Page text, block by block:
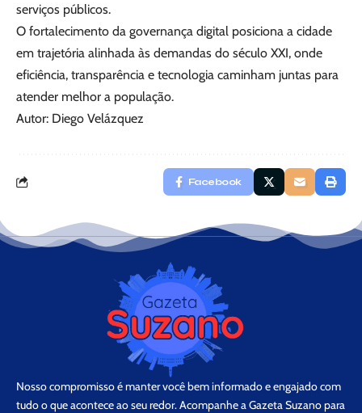
serviços públicos.
O fortalecimento da governança digital posiciona a cidade
em trajetória alinhada às demandas do século XXI, onde
eficiência, transparência e tecnologia caminham juntas para
atender melhor a população.
Autor: Diego Velázquez
Facebook
Nosso compromisso é manter você bem informado e engajado com
tudo o que acontece ao seu redor. Acompanhe a Gazeta Suzano para